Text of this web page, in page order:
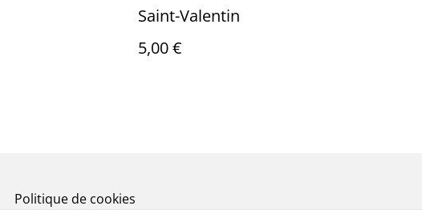
Saint-Valentin
5,00 €
Politique de cookies